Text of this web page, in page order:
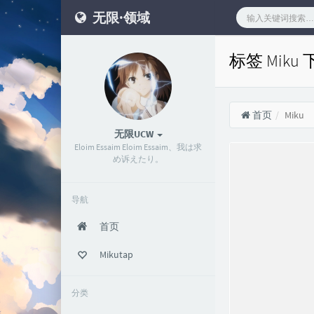
无限·领域
无限UCW
Eloim Essaim Eloim Essaim、我は求
め诉えたり。
导航
首页
Mikutap
分类
标签 Miku
首页 Miku